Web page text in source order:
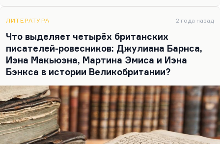
замечательных, последний из «птенцов гнезда
Диккенса». Он — такая своего рода тень Шоу как
драматург, но нельзя отрицать его
великолепного, несравненного
драматургического мастерства. Прежде всего
это…
ЛИТЕРАТУРА 2 года назад
Что выделяет четырёх британских
писателей-ровесников: Джулиана Барнса,
Иэна Макьюэна, Мартина Эмиса и Иэна
Бэнкса в истории Великобритании?